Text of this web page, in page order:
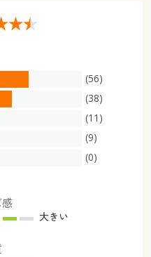
(56)
(38)
(11)
(9)
(0)
大きい